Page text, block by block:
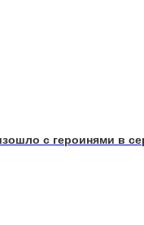
с героинями в